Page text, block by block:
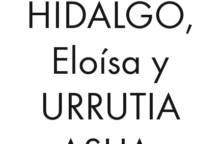
HIDALGO,
Eloísa y
URRUTIA